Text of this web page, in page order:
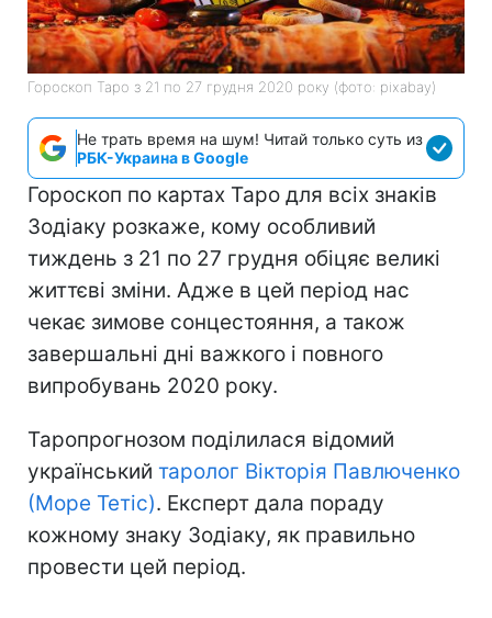
Гороскоп Таро з 21 по 27 грудня 2020 року (фото: pixabay)
Не трать время на шум! Читай только суть из
РБК-Украина в Google
Гороскоп по картах Таро для всіх знаків
Зодіаку розкаже, кому особливий
тиждень з 21 по 27 грудня обіцяє великі
життєві зміни. Адже в цей період нас
чекає зимове сонцестояння, а також
завершальні дні важкого і повного
випробувань 2020 року.
Таропрогнозом поділилася відомий
український таролог Вікторія Павлюченко
(Море Тетіс). Експерт дала пораду
кожному знаку Зодіаку, як правильно
провести цей період.